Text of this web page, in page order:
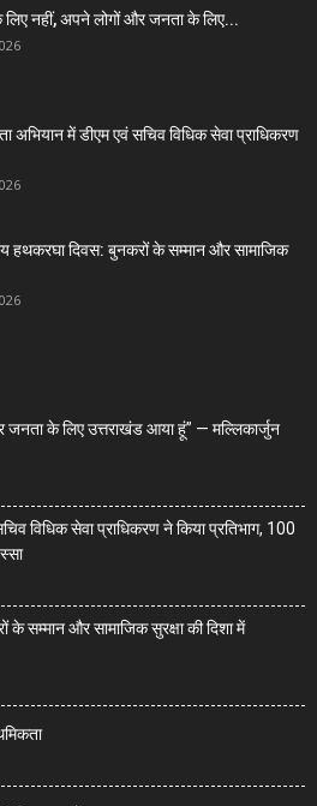
लिए नहीं, अपने लोगों और जनता के लिए...
अभियान में डीएम एवं सचिव विधिक सेवा प्राधिकरण
हथकरघा दिवस: बुनकरों के सम्मान और सामाजिक
जनता के लिए उत्तराखंड आया हूं” — मल्लिकार्जुन
विधिक सेवा प्राधिकरण ने किया प्रतिभाग, 100
के सम्मान और सामाजिक सुरक्षा की दिशा में